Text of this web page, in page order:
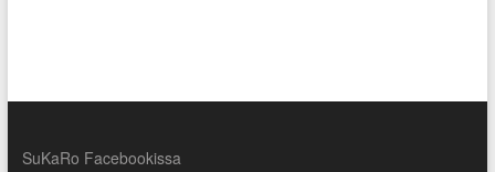
SuKaRo Facebookissa